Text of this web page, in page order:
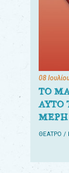
08
ΤΟ
ΑΥΤΟ
ΜΕΡΗ
ΘΕΑΤΡΟ